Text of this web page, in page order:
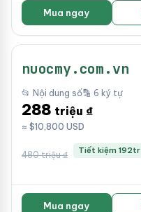
Mua ngay
nuocmy.com.vn
📂 Nội dung số🔡 6 ký tự
288 triệu ₫
≈ $10,800 USD
480 triệu ₫ Tiết kiệm 192tr
Mua ngay